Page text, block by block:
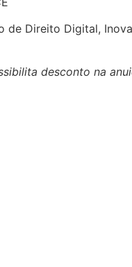
de Direito Digital,
desconto na